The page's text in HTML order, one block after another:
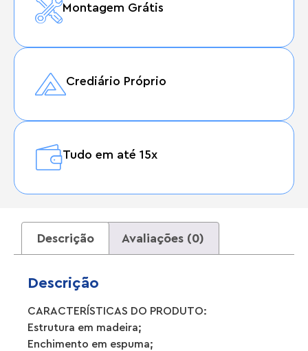
Montagem Grátis
Crediário Próprio
Tudo em até 15x
Descrição Avaliações (0)
Descrição
CARACTERÍSTICAS DO PRODUTO:
Estrutura em madeira;
Enchimento em espuma;